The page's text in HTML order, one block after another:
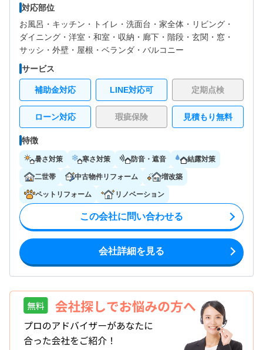
対応部位
お風呂・ キッチン・ トイレ・ 洗面台・ 家全体・ リビング・
ダイニング・ 洋室・ 和室・ 収納・ 廊下・ 階段・ 玄関・ 窓・
サッシ・ 外壁・ 屋根・ ベランダ・バルコニー
サービス
補助金対応 LINE対応可 定期点検
ローン対応 瑕疵保険 見積もり無料
特徴
暑さ対策 寒さ対策 防音・遮音 結露対策
二世帯 中古物件リフォーム 増改築
ペットリフォーム リノベーション
この会社に問い合わせる
会社詳細を見る